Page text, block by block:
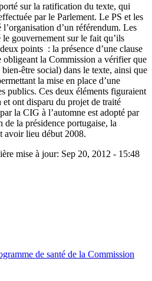
sur la ratification du texte, qui
par le Parlement. Le PS et les
d’un référendum. Les
gouvernement sur le fait qu’ils
points : la présence d’une clause
la Commission a vérifier que
être social) dans le texte, ainsi que
la mise en place d’une
publics. Ces deux éléments figuraient
ont disparu du projet de traité
la CIG à l’automne est adopté par
de la présidence portugaise, la
avoir lieu début 2008.
mise à jour: Sep 20, 2012 - 15:48
de santé de la Commission